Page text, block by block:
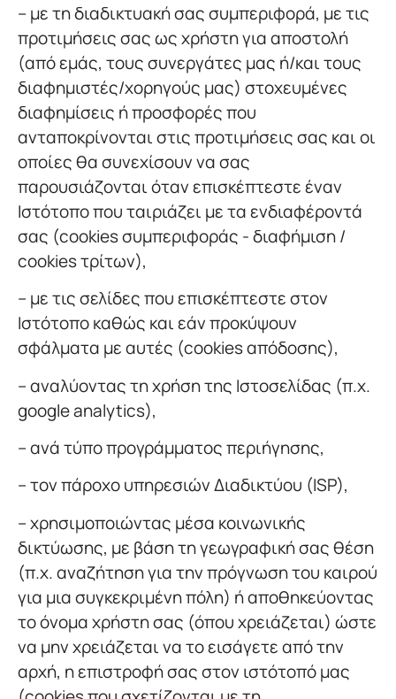
– με τη διαδικτυακή σας συμπεριφορά, με τις
προτιμήσεις σας ως χρήστη για αποστολή
(από εμάς, τους συνεργάτες μας ή/και τους
διαφημιστές/χορηγούς μας) στοχευμένες
διαφημίσεις ή προσφορές που
ανταποκρίνονται στις προτιμήσεις σας και οι
οποίες θα συνεχίσουν να σας
παρουσιάζονται όταν επισκέπτεστε έναν
Ιστότοπο που ταιριάζει με τα ενδιαφέροντά
σας (cookies συμπεριφοράς - διαφήμιση /
cookies τρίτων),
– με τις σελίδες που επισκέπτεστε στον
Ιστότοπο καθώς και εάν προκύψουν
σφάλματα με αυτές (cookies απόδοσης),
– αναλύοντας τη χρήση της Ιστοσελίδας (π.χ.
google analytics),
– ανά τύπο προγράμματος περιήγησης,
– τον πάροχο υπηρεσιών Διαδικτύου (ISP),
– χρησιμοποιώντας μέσα κοινωνικής
δικτύωσης, με βάση τη γεωγραφική σας θέση
(π.χ. αναζήτηση για την πρόγνωση του καιρού
για μια συγκεκριμένη πόλη) ή αποθηκεύοντας
το όνομα χρήστη σας (όπου χρειάζεται) ώστε
να μην χρειάζεται να το εισάγετε από την
αρχή, η επιστροφή σας στον ιστότοπό μας